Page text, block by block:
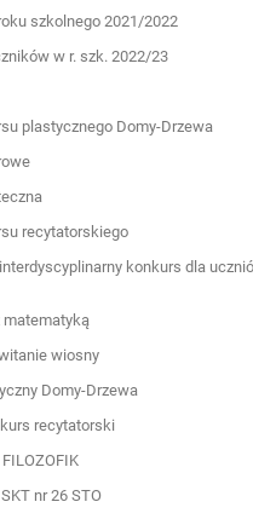
szkolnego 2021/2022
w r. szk. 2022/23
plastycznego Domy-Drzewa
recytatorskiego
konkurs dla
matematyką
wiosny
Domy-Drzewa
recytatorski
nr 26 STO